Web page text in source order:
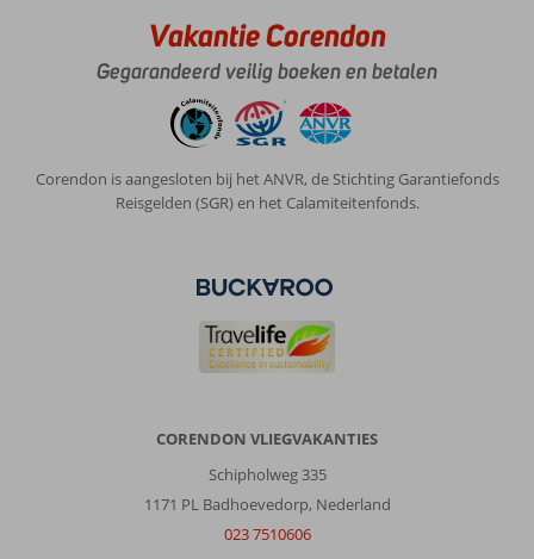
Vakantie Corendon
Gegarandeerd veilig boeken en betalen
Corendon is aangesloten bij het ANVR, de Stichting Garantiefonds
Reisgelden (SGR) en het Calamiteitenfonds.
CORENDON VLIEGVAKANTIES
Schipholweg 335
1171 PL Badhoevedorp, Nederland
023 7510606